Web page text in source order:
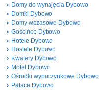
Domy do wynajęcia Dybowo
Domki Dybowo
Domy wczasowe Dybowo
Gościńce Dybowo
Hotele Dybowo
Hostele Dybowo
Kwatery Dybowo
Motel Dybowo
Ośrodki wypoczynkowe Dybowo
Pałace Dybowo